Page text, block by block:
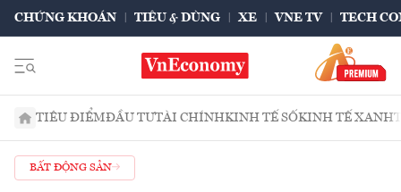
CHỨNG KHOÁN TIÊU & DÙNG XE VNE TV TECH
TIÊU ĐIỂMĐẦU TƯTÀI CHÍNHKINH TẾ SỐKINH TẾ XANH
BẤT ĐỘNG SẢN